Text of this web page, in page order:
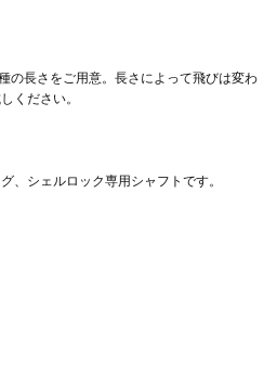
の長さをご用意。長さによって飛びは変わ
ください。
シェルロック専用シャフトです。